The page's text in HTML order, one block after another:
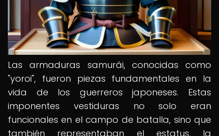
Las armaduras samurái, conocidas como
"yoroi", fueron piezas fundamentales en la
vida de los guerreros japoneses. Estas
imponentes vestiduras no solo eran
funcionales en el campo de batalla, sino que
también representaban el estatus, la